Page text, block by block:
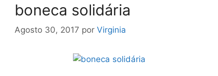
boneca solidária
Agosto 30, 2017 por Virginia